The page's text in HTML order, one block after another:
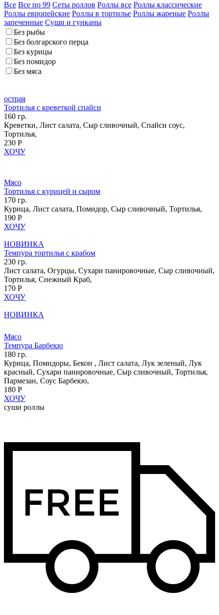
Все Все по 99 Сеты роллов Роллы все Роллы классические
Роллы европейские Роллы в тортилье Роллы жареные Роллы
запеченные Суши и гунканы
Без рыбы
Без болгарского перца
Без курицы
Без помидор
Без мяса
острая
Тортилья с креветкой спайси
160 гр.
Креветки, Лист салата, Сыр сливочный, Спайси соус,
Тортилья,
230 Р
ХОЧУ
Мясо
Тортилья с курицей и сыром
170 гр.
Курица, Лист салата, Помидор, Сыр сливочный, Тортилья,
190 Р
ХОЧУ
НОВИНКА
Темпура тортилья с крабом
230 гр.
Лист салата, Огурцы, Сухари панировочные, Сыр сливочный,
Тортилья, Снежный Краб,
170 Р
ХОЧУ
НОВИНКА
Мясо
Темпура Барбекю
180 гр.
Курица, Помидоры, Бекон , Лист салата, Лук зеленый, Лук
красный, Сухари панировочные, Сыр сливочный, Тортилья,
Пармезан, Соус Барбекю,
180 Р
ХОЧУ
суши роллы